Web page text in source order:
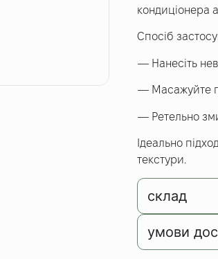
кондиціонера
Спосіб
— Нанесіть
— Масажуйте
— Ретельно
Ідеально
текстури.
склад
умови